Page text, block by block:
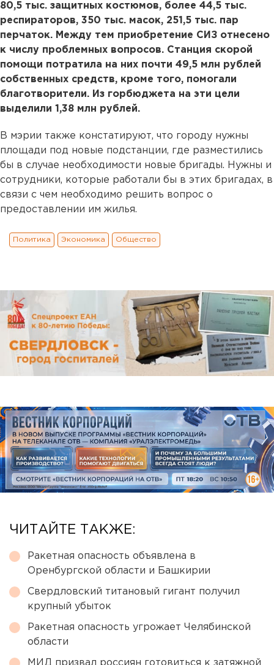
80,5 тыс. защитных костюмов, более 44,5 тыс.
респираторов, 350 тыс. масок, 251,5 тыс. пар
перчаток. Между тем приобретение СИЗ отнесено
к числу проблемных вопросов. Станция скорой
помощи потратила на них почти 49,5 млн рублей
собственных средств, кроме того, помогали
благотворители. Из горбюджета на эти цели
выделили 1,38 млн рублей.
В мэрии также констатируют, что городу нужны
площади под новые подстанции, где разместились
бы в случае необходимости новые бригады. Нужны и
сотрудники, которые работали бы в этих бригадах, в
связи с чем необходимо решить вопрос о
предоставлении им жилья.
Политика Экономика Общество
ЧИТАЙТЕ ТАКЖЕ:
Ракетная опасность объявлена в
Оренбургской области и Башкирии
Свердловский титановый гигант получил
крупный убыток
Ракетная опасность угрожает Челябинской
области
МИД призвал россиян готовиться к затяжной